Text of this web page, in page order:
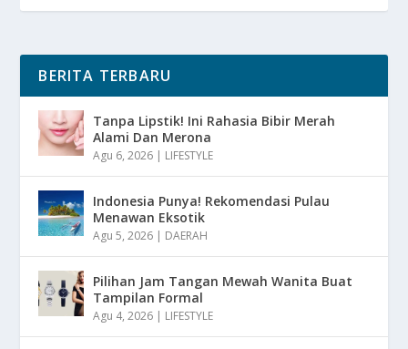
BERITA TERBARU
Tanpa Lipstik! Ini Rahasia Bibir Merah
Alami Dan Merona
Agu 6, 2026 | LIFESTYLE
Indonesia Punya! Rekomendasi Pulau
Menawan Eksotik
Agu 5, 2026 | DAERAH
Pilihan Jam Tangan Mewah Wanita Buat
Tampilan Formal
Agu 4, 2026 | LIFESTYLE